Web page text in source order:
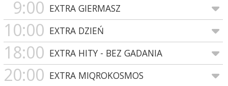
9:00 EXTRA GIERMASZ
10:00 EXTRA DZIEŃ
18:00 EXTRA HITY - BEZ GADANIA
20:00 EXTRA MIQROKOSMOS